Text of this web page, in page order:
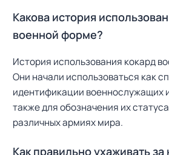
Какова история
военной форме?
История использования кокард
Они начали использоваться как
идентификации военнослужащих
также для обозначения их
различных армиях мира.
Как правильно ухаживать за